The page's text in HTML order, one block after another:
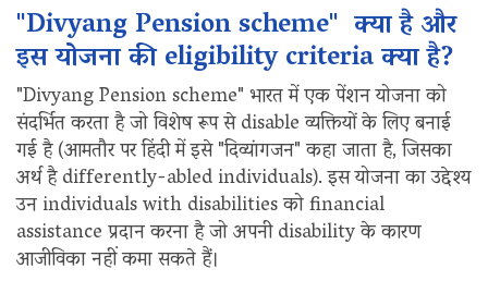
"Divyang Pension scheme" क्या है और
इस योजना की eligibility criteria क्या है?
"Divyang Pension scheme" भारत में एक पेंशन योजना को
संदर्भित करता है जो विशेष रूप से disable व्यक्तियों के लिए बनाई
गई है (आमतौर पर हिंदी में इसे "दिव्यांगजन" कहा जाता है, जिसका
अर्थ है differently-abled individuals). इस योजना का उद्देश्य
उन individuals with disabilities को financial
assistance प्रदान करना है जो अपनी disability के कारण
आजीविका नहीं कमा सकते हैं।